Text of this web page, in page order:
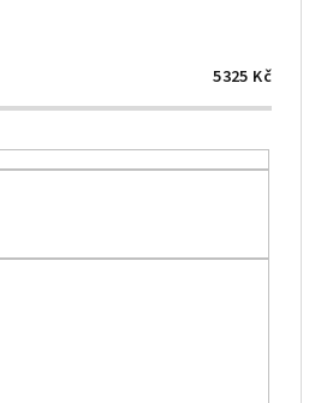
5325 Kč